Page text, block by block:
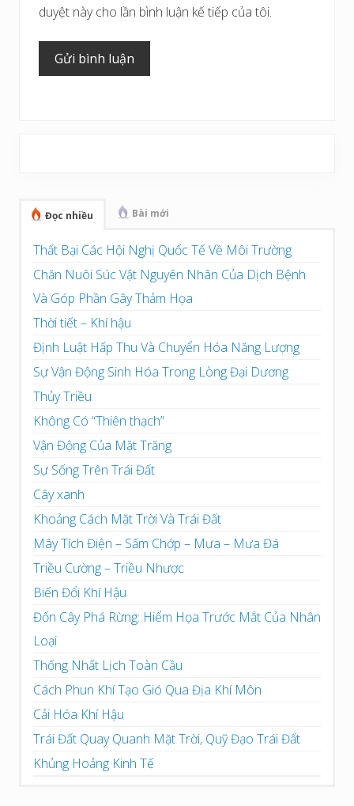
duyệt này cho lần bình luận kế tiếp của tôi.
Đọc nhiều Bài mới
Thất Bại Các Hội Nghị Quốc Tế Về Môi Trường
Chăn Nuôi Súc Vật Nguyên Nhân Của Dịch Bệnh
Và Góp Phần Gây Thảm Họa
Thời tiết – Khí hậu
Định Luật Hấp Thu Và Chuyển Hóa Năng Lượng
Sự Vận Động Sinh Hóa Trong Lòng Đại Dương
Thủy Triều
Không Có “Thiên thạch”
Vận Động Của Mặt Trăng
Sự Sống Trên Trái Đất
Cây xanh
Khoảng Cách Mặt Trời Và Trái Đất
Mây Tích Điện – Sấm Chớp – Mưa – Mưa Đá
Triều Cường – Triều Nhược
Biến Đổi Khí Hậu
Đốn Cây Phá Rừng: Hiểm Họa Trước Mắt Của Nhân
Loại
Thống Nhất Lịch Toàn Cầu
Cách Phun Khí Tạo Gió Qua Địa Khí Môn
Cải Hóa Khí Hậu
Trái Đất Quay Quanh Mặt Trời, Quỹ Đạo Trái Đất
Khủng Hoảng Kinh Tế